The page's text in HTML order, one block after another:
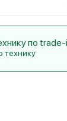
по trade-
технику